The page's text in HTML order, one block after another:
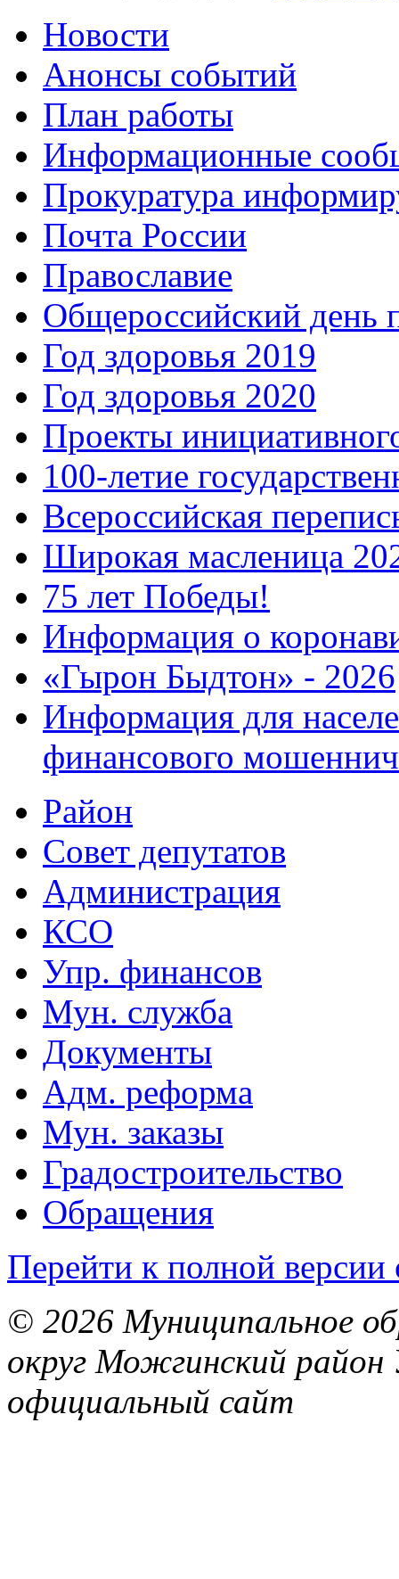
Новости
Анонсы событий
План работы
Информационные
Прокуратура
Почта России
Православие
Общероссийский день
Год здоровья 2019
Год здоровья 2020
Проекты
100-летие
Всероссийская
Широкая масленица
75 лет Победы!
Информация о
«Гырон Быдтон» - 2026
Информация для
финансового
Район
Совет депутатов
Администрация
КСО
Упр. финансов
Мун. служба
Документы
Адм. реформа
Мун. заказы
Градостроительство
Обращения
Перейти к полной версии
© 2026 Муниципальное
округ Можгинский район
официальный сайт